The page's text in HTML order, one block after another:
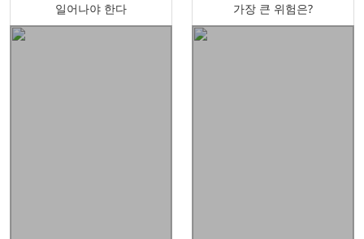
일어나야 한다 가장 큰 위험은?